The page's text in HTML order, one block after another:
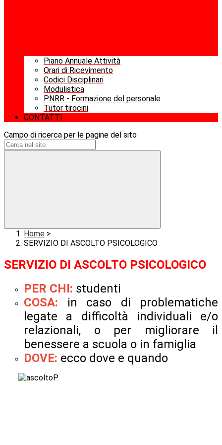
Piano Annuale Attività
Orari di Ricevimento
Codici Disciplinari
Modulistica
PNRR - Formazione del personale
Tutor tirocini
CONTATTI
Campo di ricerca per le pagine del sito
Home >
SERVIZIO DI ASCOLTO PSICOLOGICO
SERVIZIO DI ASCOLTO PSICOLOGICO
PER CHI: studenti
COSA: in caso di problematiche
legate a difficoltà individuali e/o
relazionali, o per migliorare il
benessere a scuola o in famiglia
DOVE: ecco dove e quando